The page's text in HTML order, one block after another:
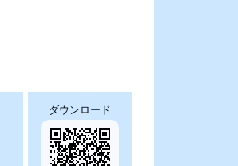
ダウンロード